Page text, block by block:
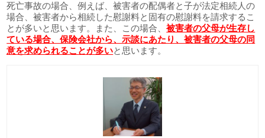
死亡事故の場合、例えば、被害者の配偶者と子が法定相続人の
場合、被害者から相続した慰謝料と固有の慰謝料を請求するこ
とが多いと思います。また、この場合、被害者の父母が生存し
ている場合、保険会社から、示談にあたり、被害者の父母の同
意を求められることが多いと思います。